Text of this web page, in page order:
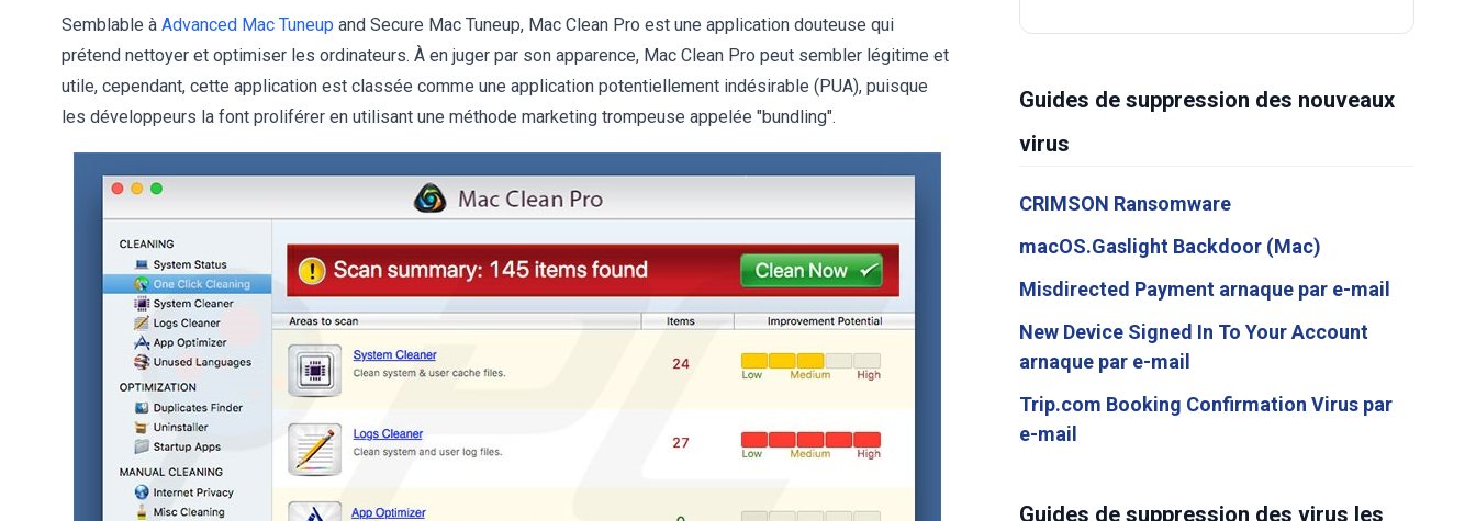
Semblable à Advanced Mac Tuneup and Secure Mac Tuneup, Mac Clean Pro est une application douteuse qui
prétend nettoyer et optimiser les ordinateurs. À en juger par son apparence, Mac Clean Pro peut sembler légitime et
utile, cependant, cette application est classée comme une application potentiellement indésirable (PUA), puisque
les développeurs la font proliférer en utilisant une méthode marketing trompeuse appelée "bundling".
Guides de suppression des nouveaux
virus
CRIMSON Ransomware
macOS.Gaslight Backdoor (Mac)
Misdirected Payment arnaque par e-mail
New Device Signed In To Your Account
arnaque par e-mail
Trip.com Booking Confirmation Virus par
e-mail
Guides de suppression des virus les